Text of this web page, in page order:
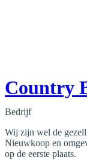
Country
Bedrijf
Wij zijn wel de
Nieuwkoop en
op de eerste plaats.